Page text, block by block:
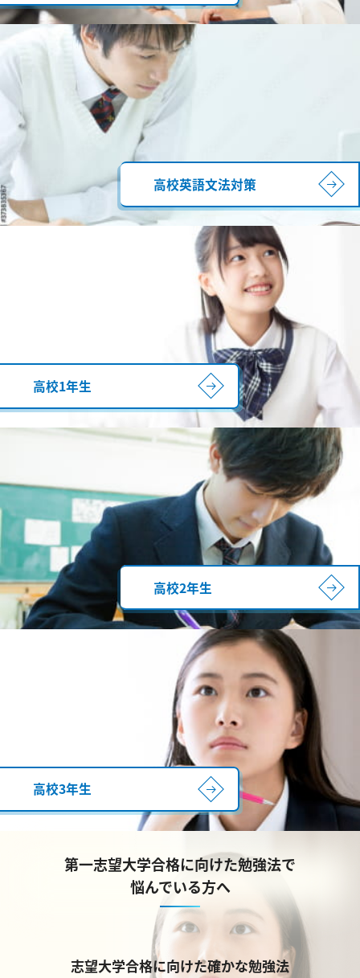
高校英語文法対策
高校1年生
高校2年生
高校3年生
第一志望大学合格に向けた勉強法で
悩んでいる方へ
志望大学合格に向けた確かな勉強法